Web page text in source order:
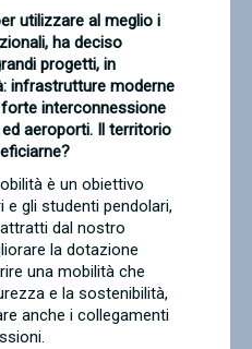
utilizzare al meglio i
ha deciso
progetti, in
infrastrutture moderne
interconnessione
aeroporti. Il territorio
è un obiettivo
gli studenti pendolari,
dal nostro
la dotazione
una mobilità che
e la sostenibilità,
anche i collegamenti